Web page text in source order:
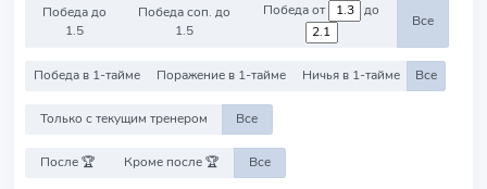
Победа до
1.5
Победа соп. до
1.5
Победа от до
Все
Победа в 1-тайме Поражение в 1-тайме Ничья в 1-тайме Все
Только с текущим тренером Все
После 🏆 Кроме после 🏆 Все